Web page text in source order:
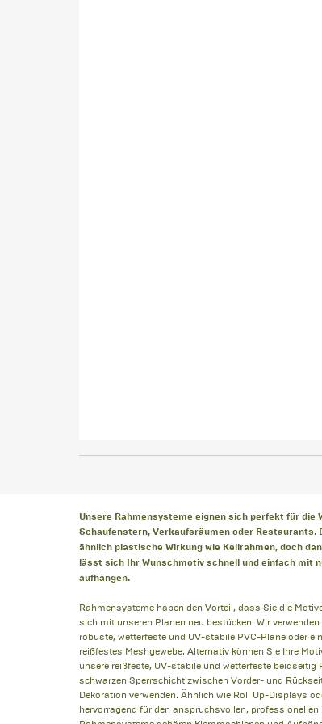
Unsere Rahmensysteme eignen sich perfekt für die
Schaufenstern, Verkaufsräumen oder Restaurants.
ähnlich plastische Wirkung wie Keilrahmen, doch
lässt sich Ihr Wunschmotiv schnell und einfach mit
aufhängen.
Rahmensysteme haben den Vorteil, dass Sie die
sich mit unseren Planen neu bestücken. Wir
robuste, wetterfeste und UV-stabile PVC-Plane oder
reißfestes Meshgewebe. Alternativ können Sie Ihre
unsere reißfeste, UV-stabile und wetterfeste
schwarzen Sperrschicht zwischen Vorder- und
Dekoration verwenden. Ähnlich wie Roll Up-Displays
hervorragend für den anspruchsvollen,